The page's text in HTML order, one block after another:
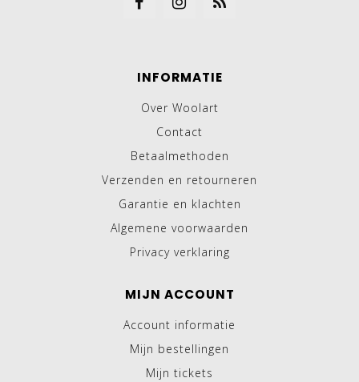
INFORMATIE
Over Woolart
Contact
Betaalmethoden
Verzenden en retourneren
Garantie en klachten
Algemene voorwaarden
Privacy verklaring
MIJN ACCOUNT
Account informatie
Mijn bestellingen
Mijn tickets